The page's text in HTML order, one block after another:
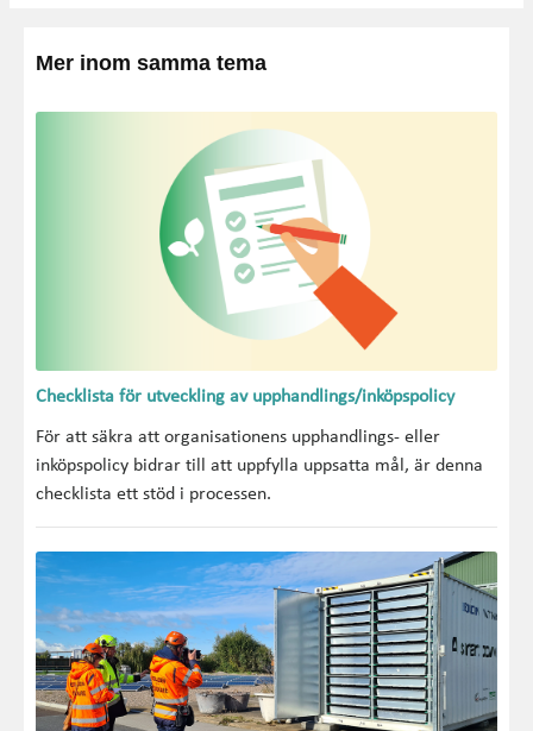
Mer inom samma tema
Checklista för utveckling av upphandlings/inköpspolicy
För att säkra att organisationens upphandlings- eller
inköpspolicy bidrar till att uppfylla uppsatta mål, är denna
checklista ett stöd i processen.